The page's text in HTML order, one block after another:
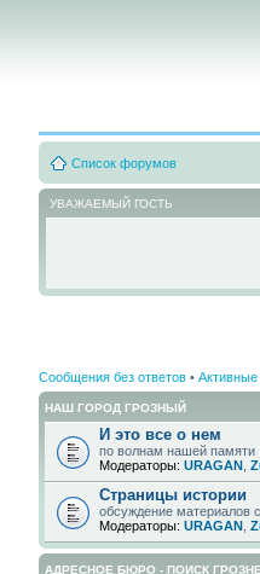
Список форумов
УВАЖАЕМЫЙ ГОСТЬ
Сообщения без ответов •
НАШ ГОРОД ГРОЗНЫЙ
И это все о нем
по волнам нашей памяти
Модераторы: URAGAN
Страницы истории
обсуждение материалов
Модераторы: URAGAN
АДРЕСНОЕ БЮРО - ПОИСК